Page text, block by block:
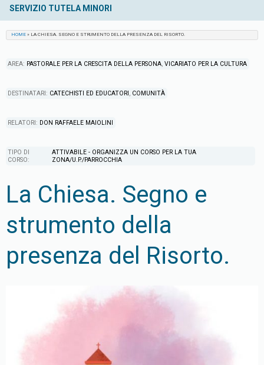
SERVIZIO TUTELA MINORI
HOME » LA CHIESA. SEGNO E STRUMENTO DELLA PRESENZA DEL RISORTO.
PASTORALE PER LA CRESCITA DELLA PERSONA,VICARIATO PER LA CULTURA
CATECHISTI ED EDUCATORI, COMUNITÀ
DON RAFFAELE MAIOLINI
ATTIVABILE - ORGANIZZA UN CORSO PER LA TUA
ZONA/U.P./PARROCCHIA
La Chiesa. Segno e
strumento della
presenza del Risorto.